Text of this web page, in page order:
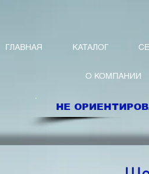
ГЛАВНАЯ КАТАЛОГ
О КОМПАНИИ
НЕ